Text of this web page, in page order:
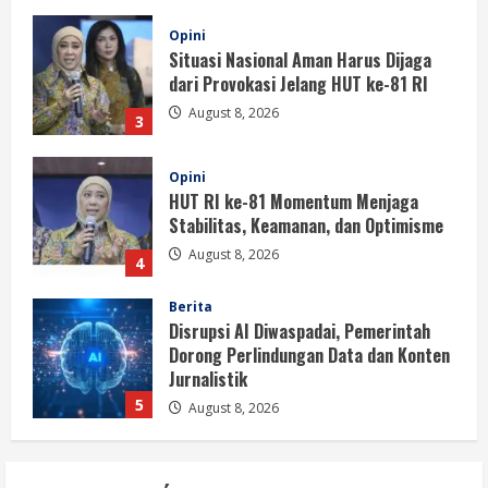
4
Opini
HUT RI ke-81 Momentum Menjaga
Stabilitas, Keamanan, dan Optimisme
August 8, 2026
5
Disrupsi AI Diwaspadai, Pemerintah
Dorong Perlindungan Data dan Konten
Jurnalistik
August 8, 2026
1
Perayaan Kemerdekaan Dinilai Harus
Dijaga dengan Persatuan